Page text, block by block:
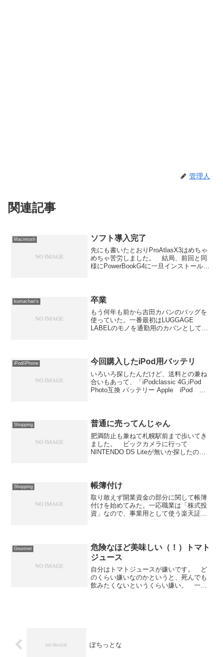
管理人
関連記事
Macintosh ソフト導入完了
先にも書いたとおりProAtlasX3はめちゃ
めちゃ苦労しました。 結局、前回と同
様にPowerBookG4に一旦インストールし
kumachan's 卒業
もう何年も前から吉田カバンのバッグを
使っていた。一番最初はLUGGAGE
LABELのモノを通勤用のカバンとして買
いるウチに「丈夫...
iPod/iPhone 今回購入したiPod用バッテリ
いろいろ探したんだけど、送料との兼ね
合いもあって、「iPodclassic 4G,iPod
Photo互換 バッテリー Apple iPod
Shopping 普通に売ってんじゃん
肥満防止も兼ねて札幌駅前まで歩いてき
ました。 ビックカメラに行って
NINTENDO DS Liteが無いか探したので
と定番ソフト...
Shopping 帳簿付け
取り敢えず開業資金の部分に関して帳簿
付けを始めてみた。一応職業は「株式投
資」なので、事業用として使う楽天証券
「何の取引」という視点...
Gourmet
危険なほど美味しい（！）トマト
ジュース
自分はトマトジュースが嫌いです。 ど
のくらい嫌いなのかというと、死んでも
飲みたくないというくらい嫌い。 一般
ぽちっとな